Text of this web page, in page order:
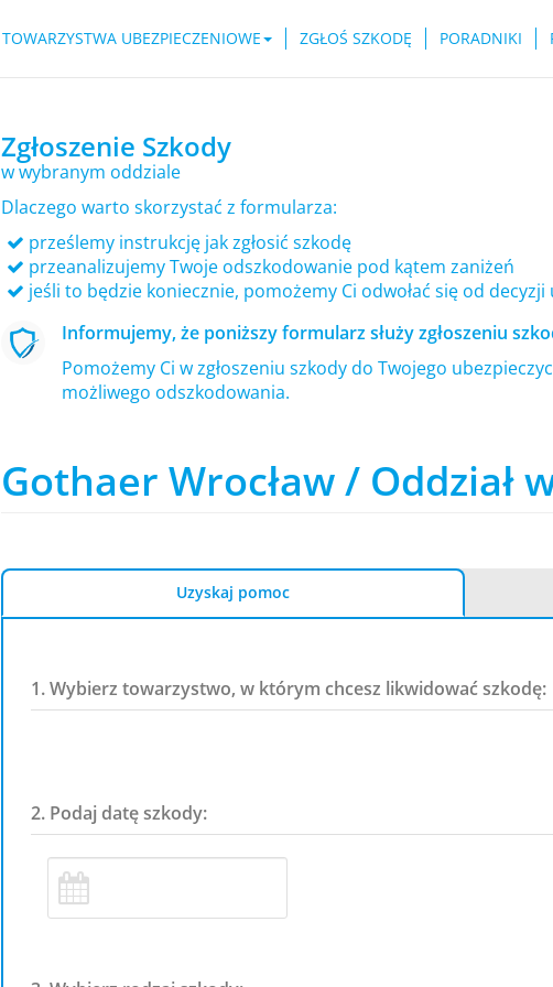
TOWARZYSTWA UBEZPIECZENIOWE ZGŁOŚ SZKODĘ PORADNIKI
Zgłoszenie Szkody
w wybranym oddziale
Dlaczego warto skorzystać z formularza:
prześlemy instrukcję jak zgłosić szkodę
przeanalizujemy Twoje odszkodowanie pod kątem zaniżeń
jeśli to będzie koniecznie, pomożemy Ci odwołać się od decyzji
Informujemy, że poniższy formularz służy zgłoszeniu
Pomożemy Ci w zgłoszeniu szkody do Twojego
możliwego odszkodowania.
Gothaer Wrocław / Oddział
Uzyskaj pomoc
1. Wybierz towarzystwo, w którym chcesz likwidować szkodę:
2. Podaj datę szkody: